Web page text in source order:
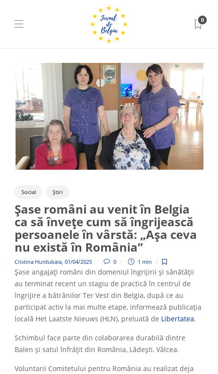
0
Social Știri
Șase români au venit în Belgia
ca să învețe cum să îngrijească
persoanele în vârstă: „Așa ceva
nu există în România”
Cristina Hurdubaia, 01/04/2025 0 1 min
Șase angajați români din domeniul îngrijirii și sănătății
au terminat recent un stagiu de practică în centrul de
îngrijire a bătrânilor Ter Vest din Belgia, după ce au
participat activ la mai multe etape, informează publicația
locală Het Laatste Nieuws (HLN), preluată de Libertatea.
Schimbul face parte din colaborarea durabilă dintre
Balen și satul înfrățit din România, Lădești, Vâlcea.
Voluntarii Comitetului pentru România au realizat deja